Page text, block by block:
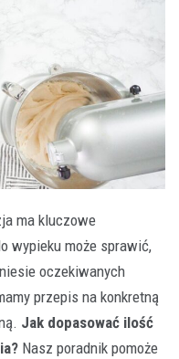
ma kluczowe
wypieku może sprawić,
oczekiwanych
przepis na konkretną
Jak dopasować ilość
Nasz poradnik pomoże